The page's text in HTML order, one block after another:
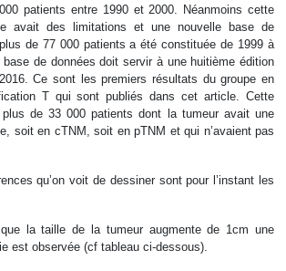
patients entre 1990 et 2000. Néanmoins cette
avait des limitations et une nouvelle base de
de 77 000 patients a été constituée de 1999 à
de données doit servir à une huitième édition
Ce sont les premiers résultats du groupe en
T qui sont publiés dans cet article. Cette
de 33 000 patients dont la tumeur avait une
soit en cTNM, soit en pTNM et qui n’avaient pas
qu’on voit de dessiner sont pour l’instant les
la taille de la tumeur augmente de 1cm une
est observée (cf tableau ci-dessous).